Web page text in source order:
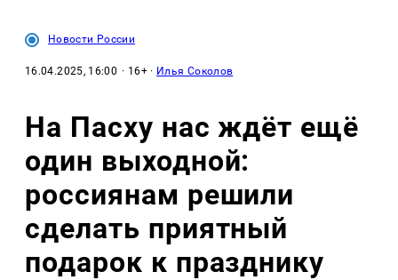
Новости России
16.04.2025, 16:00 · 16+ · Илья Соколов
На Пасху нас ждёт ещё
один выходной:
россиянам решили
сделать приятный
подарок к празднику